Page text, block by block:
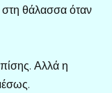
στη θάλασσα όταν
Αλλά η